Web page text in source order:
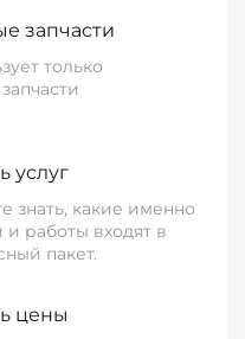
запчасти
только
услуг
знать, какие именно
и работы входят в
пакет.
цены